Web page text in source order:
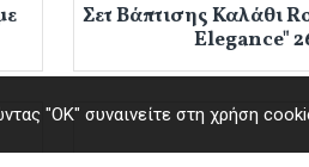
Σετ Βάπτισης Καλάθι
Elegance"
"ΟΚ" συναινείτε στη χρήση